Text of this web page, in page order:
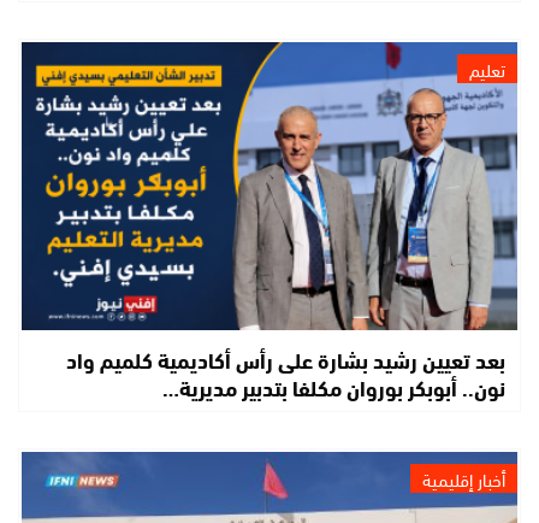
تعليم
بعد تعيين رشيد بشارة على رأس أكاديمية كلميم واد
نون.. أبوبكر بوروان مكلفا بتدبير مديرية…
أخبار إقليمية